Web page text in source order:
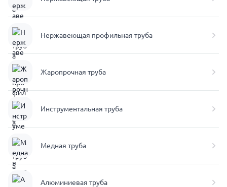
Нержавеющая профильная труба
Жаропрочная труба
Инструментальная труба
Медная труба
Алюминиевая труба